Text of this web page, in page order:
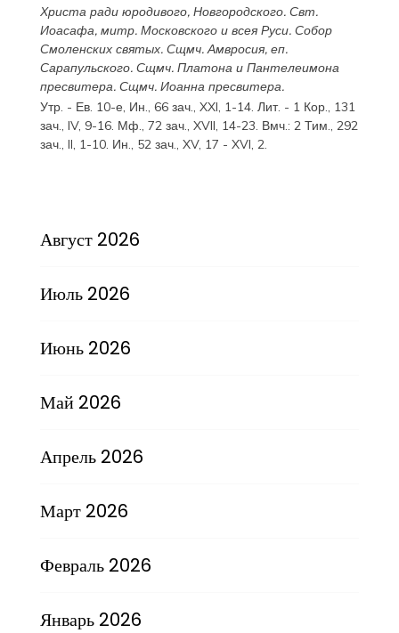
Христа ради юродивого, Новгородского. Свт.
Иоасафа, митр. Московского и всея Руси. Собор
Смоленских святых. Сщмч.Амвросия, еп.
Сарапульского. Сщмч. Платонаи Пантелеимона
пресвитера. Сщмч. Иоаннапресвитера.
Утр. - Ев. 10-е, Ин., 66 зач., XXI, 1-14. Лит. - 1 Кор., 131
зач., IV, 9-16. Мф., 72 зач., XVII, 14-23. Вмч.: 2 Тим., 292
зач., II, 1-10. Ин., 52 зач., XV, 17 - XVI, 2.
Август 2026
Июль 2026
Июнь 2026
Май 2026
Апрель 2026
Март 2026
Февраль 2026
Январь 2026